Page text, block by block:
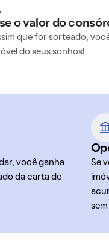
o valor do
que for sorteado,
do seus sonhos!
você ganha
da carta de
Se